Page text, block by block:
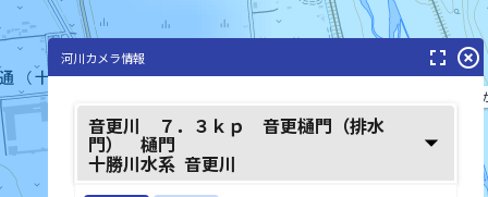
音更川(おとふけ
河川カメラ情報 fullscreen highlight_off
音更川 ７．３ｋｐ 音更樋門（排水
門） 樋門
十勝川水系 音更川
arrow_drop_down